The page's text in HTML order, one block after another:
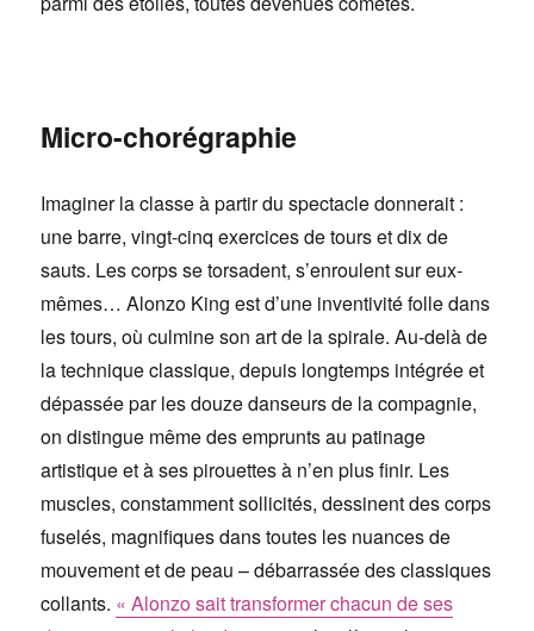
Micro-chorégraphie
Imaginer la classe à partir du spectacle donnerait :
une barre, vingt-cinq exercices de tours et dix de
sauts. Les corps se torsadent, s’enroulent sur eux-
mêmes… Alonzo King est d’une inventivité folle dans
les tours, où culmine son art de la spirale. Au-delà de
la technique classique, depuis longtemps intégrée et
dépassée par les douze danseurs de la compagnie,
on distingue même des emprunts au patinage
artistique et à ses pirouettes à n’en plus finir. Les
muscles, constamment sollicités, dessinent des corps
fuselés, magnifiques dans toutes les nuances de
mouvement et de peau – débarrassée des classiques
collants. « Alonzo sait transformer chacun de ses